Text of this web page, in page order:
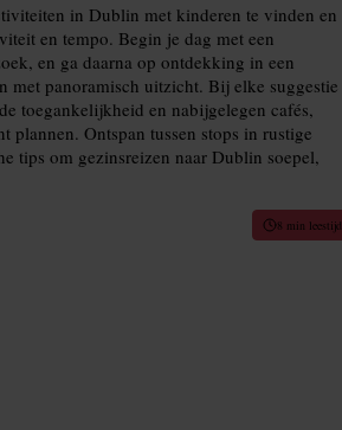
in Dublin met kinderen te vinden en
en tempo. Begin je dag met een
en ga daarna op ontdekking in een
met panoramisch uitzicht. Bij elke suggestie
toegankelijkheid en nabijgelegen cafés,
plannen. Ontspan tussen stops in rustige
tips om gezinsreizen naar Dublin soepel,
8 min leestijd